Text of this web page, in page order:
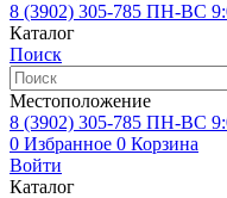
8 (3902) 305-785 ПН-ВС
Каталог
Поиск
Местоположение
8 (3902) 305-785 ПН-ВС
0 Избранное 0 Корзина
Войти
Каталог